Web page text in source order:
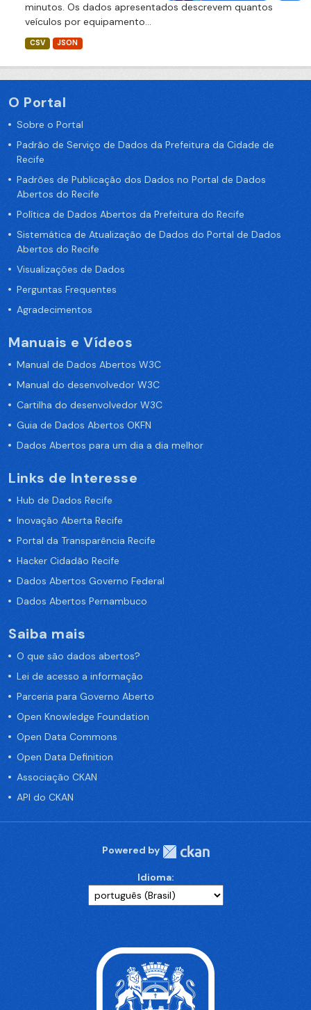
minutos. Os dados apresentados descrevem quantos
veículos por equipamento...
CSV JSON
O Portal
Sobre o Portal
Padrão de Serviço de Dados da Prefeitura da Cidade de
Recife
Padrões de Publicação dos Dados no Portal de Dados
Abertos do Recife
Política de Dados Abertos da Prefeitura do Recife
Sistemática de Atualização de Dados do Portal de Dados
Abertos do Recife
Visualizações de Dados
Perguntas Frequentes
Agradecimentos
Manuais e Vídeos
Manual de Dados Abertos W3C
Manual do desenvolvedor W3C
Cartilha do desenvolvedor W3C
Guia de Dados Abertos OKFN
Dados Abertos para um dia a dia melhor
Links de Interesse
Hub de Dados Recife
Inovação Aberta Recife
Portal da Transparência Recife
Hacker Cidadão Recife
Dados Abertos Governo Federal
Dados Abertos Pernambuco
Saiba mais
O que são dados abertos?
Lei de acesso a informação
Parceria para Governo Aberto
Open Knowledge Foundation
Open Data Commons
Open Data Definition
Associação CKAN
API do CKAN
Powered by
Idioma